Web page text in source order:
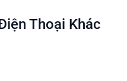
Thoại Khác